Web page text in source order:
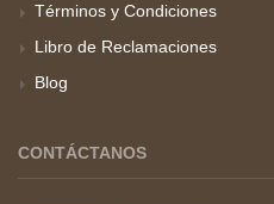
Términos y Condiciones
Libro de Reclamaciones
Blog
CONTÁCTANOS